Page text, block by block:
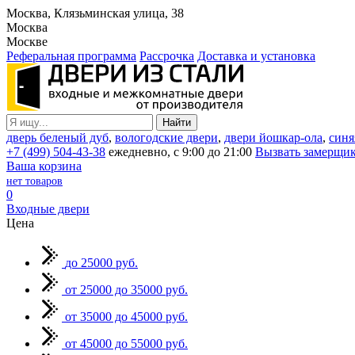
Москва, Клязьминская улица, 38
Москва
Москве
Реферальная программа Рассрочка Доставка и установка
дверь беленый дуб, вологодские двери, двери йошкар-ола,
+7 (499) 504-43-38 ежедневно, с 9:00 до 21:00 Вызвать
Ваша корзина
нет товаров
0
Входные двери
Цена
до 25000 руб.
от 25000 до 35000 руб.
от 35000 до 45000 руб.
от 45000 до 55000 руб.